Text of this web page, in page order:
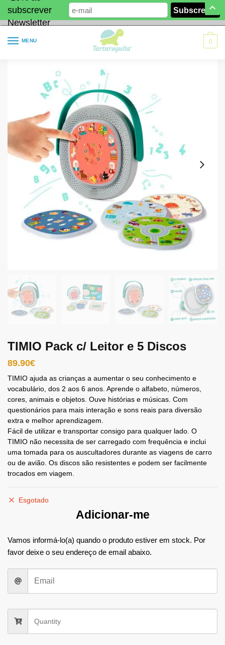
subscrever
Newsletter
MENU 0
TIMIO Pack c/ Leitor e 5 Discos
89.90€
TIMIO ajuda as crianças a aumentar o seu conhecimento e
vocabulário, dos 2 aos 6 anos. Aprende o alfabeto, números,
cores, animais e objetos. Ouve histórias e músicas. Com
questionários para mais interação e sons reais para diversão
extra e melhor aprendizagem.
Fácil de utilizar e transportar consigo para qualquer lado. O
TIMIO não necessita de ser carregado com frequência e inclui
uma tomada para os auscultadores durante as viagens de carro
ou de avião. Os discos são resistentes e podem ser facilmente
trocados em viagem.
Esgotado
Adicionar-me
Vamos informá-lo(a) quando o produto estiver em stock. Por
favor deixe o seu endereço de email abaixo.